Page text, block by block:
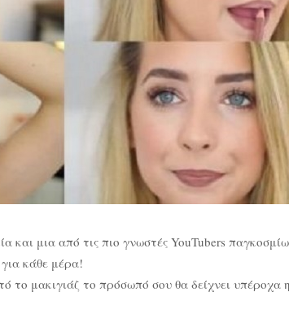
και μια από τις πιο γνωστές YouTubers
κάθε μέρα!
το μακιγιάζ το πρόσωπό σου θα δείχνει υπέροχα